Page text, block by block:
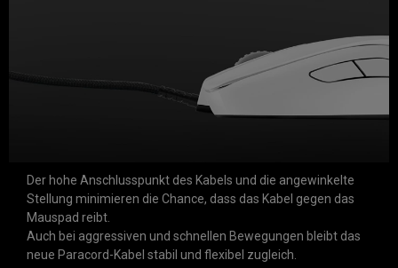
Der hohe Anschlusspunkt des Kabels und die angewinkelte
Stellung minimieren die Chance, dass das Kabel gegen das
Mauspad reibt.
Auch bei aggressiven und schnellen Bewegungen bleibt das
neue Paracord-Kabel stabil und flexibel zugleich.